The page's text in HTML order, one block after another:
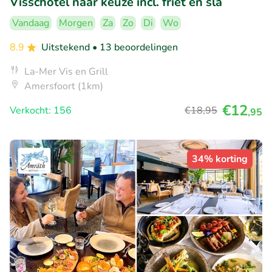
Vandaag Morgen Za Zo Di
Wo
8.9
Uitstekend • 13 beoordelingen
La-Mer Vis en Grill
Amersfoort (1km)
Verkocht: 156
€18,95 €12,95
34% korting